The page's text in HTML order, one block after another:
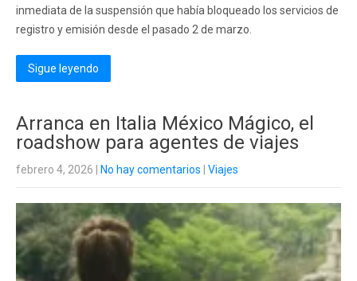
inmediata de la suspensión que había bloqueado los servicios de
registro y emisión desde el pasado 2 de marzo.
Sigue leyendo
Arranca en Italia México Mágico, el
roadshow para agentes de viajes
febrero 4, 2026 No hay comentarios Viajes